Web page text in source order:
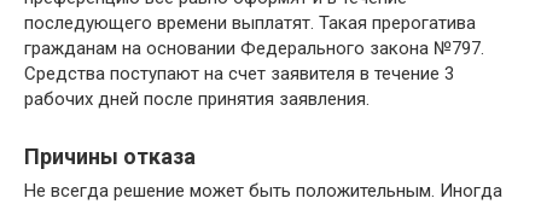
последующего времени выплатят. Такая прерогатива
гражданам на основании Федерального закона №797.
Средства поступают на счет заявителя в течение 3
рабочих дней после принятия заявления.
Причины отказа
Не всегда решение может быть положительным. Иногда